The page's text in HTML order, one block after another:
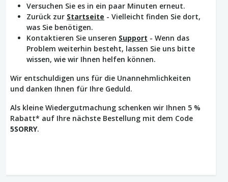
Versuchen Sie es in ein paar Minuten erneut.
Zurück zur Startseite - Vielleicht finden Sie dort,
was Sie benötigen.
Kontaktieren Sie unseren Support - Wenn das
Problem weiterhin besteht, lassen Sie uns bitte
wissen, wie wir Ihnen helfen können.
Wir entschuldigen uns für die Unannehmlichkeiten
und danken Ihnen für Ihre Geduld.
Als kleine Wiedergutmachung schenken wir Ihnen 5 %
Rabatt* auf Ihre nächste Bestellung mit dem Code
5SORRY.